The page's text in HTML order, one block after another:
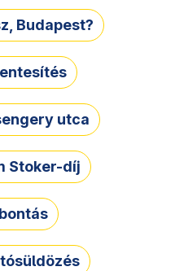
Budapest?
utca
Stoker-díj